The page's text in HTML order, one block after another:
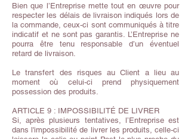
Bien que l’Entreprise mette tout en œuvre pour
respecter les délais de livraison indiqués lors de
la commande, ceux-ci sont communiqués à titre
indicatif et ne sont pas garantis. L’Entreprise ne
pourra être tenu responsable d’un éventuel
retard de livraison.
Le transfert des risques au Client a lieu au
moment où celui-ci prend physiquement
possession des produits.
ARTICLE 9 : IMPOSSIBILITÉ DE LIVRER
Si, après plusieurs tentatives, l’Entreprise est
dans l'impossibilité de livrer les produits, celle-ci